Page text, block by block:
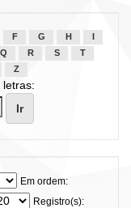
F G H
Q R S
T
Z
Em ordem:
Registro(s):